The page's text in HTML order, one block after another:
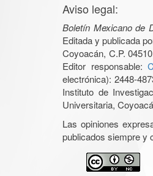
Aviso legal:
Boletín Mexicano de
Editada y publicada
Coyoacán, C.P.
Editor responsable:
electrónica): 2448-
Instituto de
Universitaria,
Las opiniones
publicados siempre y